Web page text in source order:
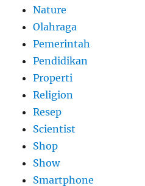
Nature
Olahraga
Pemerintah
Pendidikan
Properti
Religion
Resep
Scientist
Shop
Show
Smartphone